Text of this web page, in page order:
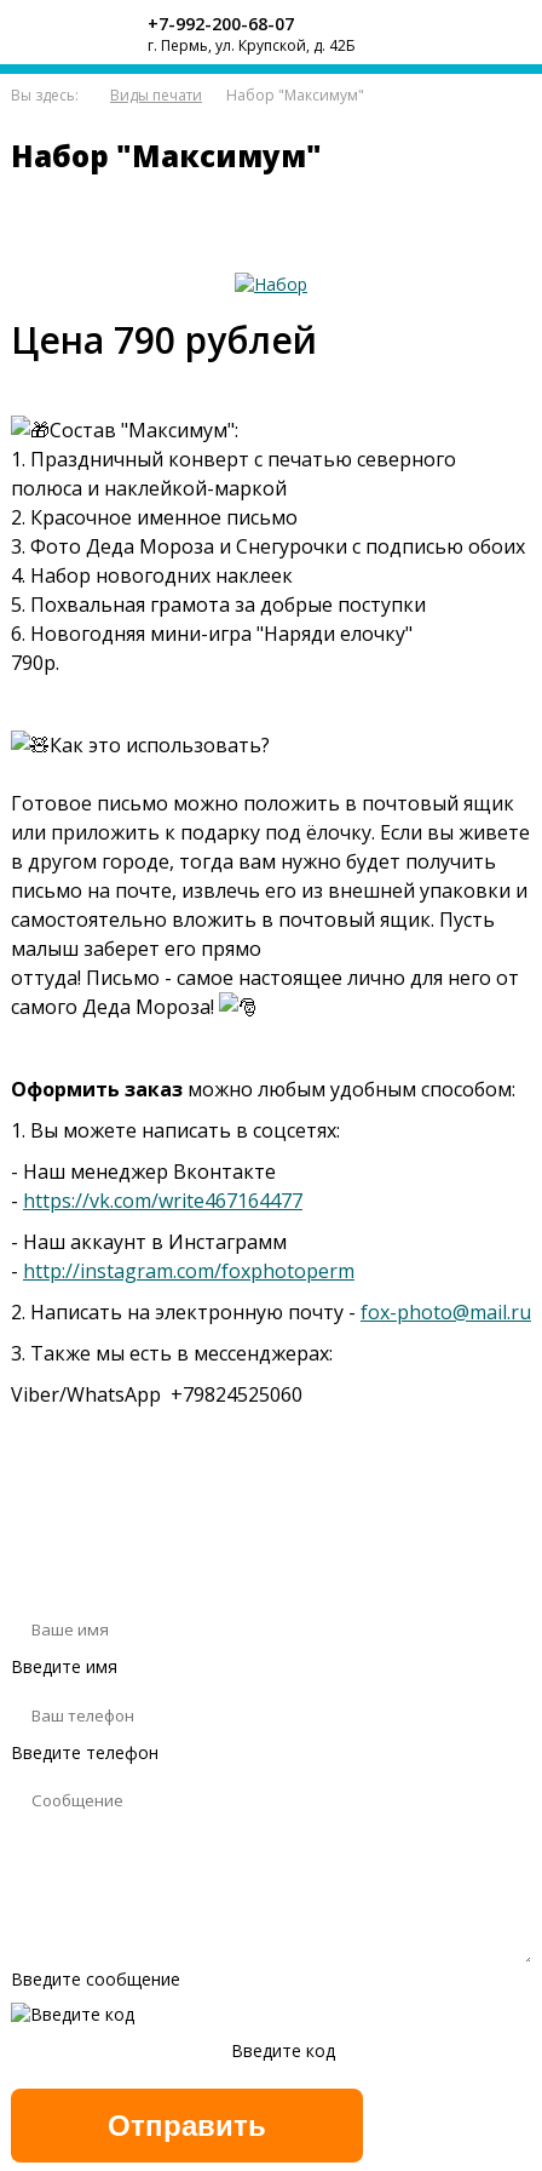
+7-992-200-68-07
г. Пермь, ул. Крупской, д. 42Б
Вы здесь: Виды печати Набор "Максимум"
Набор "Максимум"
Цена 790 рублей
Состав "Максимум":
1. Праздничный конверт с печатью северного
полюса и наклейкой-маркой
2. Красочное именное письмо
3. Фото Деда Мороза и Снегурочки с подписью обоих
4. Набор новогодних наклеек
5. Похвальная грамота за добрые поступки
6. Новогодняя мини-игра "Наряди елочку"
790р.
Как это использовать?
Готовое письмо можно положить в почтовый ящик
или приложить к подарку под ёлочку. Если вы живете
в другом городе, тогда вам нужно будет получить
письмо на почте, извлечь его из внешней упаковки и
самостоятельно вложить в почтовый ящик. Пусть
малыш заберет его прямо
оттуда! Письмо - самое настоящее лично для него от
самого Деда Мороза!
Оформить заказможно любым удобным способом:
1. Вы можете написать в соцсетях:
- Наш менеджер Вконтакте
- https://vk.com/write467164477
- Наш аккаунт в Инстаграмм
- http://instagram.com/foxphotoperm
2. Написать на электронную почту - fox-photo@mail.ru
3. Также мы есть в мессенджерах:
Viber/WhatsApp +79824525060
Введите имя
Введите телефон
Введите сообщение
Введите код